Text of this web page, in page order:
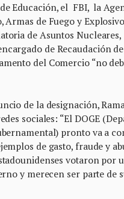
Educación, el FBI, la
Armas de Fuego y
de Asuntos
de Recaudación
del Comercio “no
de la designación,
sociales: “El DOGE
pronto va a
de gasto, fraude y
votaron por
y merecen ser parte de